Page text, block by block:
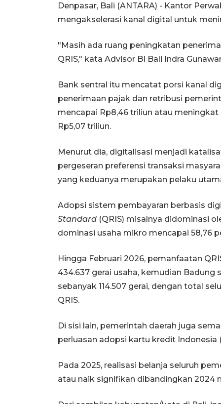
Denpasar, Bali (ANTARA) - Kantor
mengakselerasi kanal digital untuk
"Masih ada ruang peningkatan
QRIS," kata Advisor BI Bali Indra
Bank sentral itu mencatat porsi kanal
penerimaan pajak dan retribusi
mencapai Rp8,46 triliun atau
Rp5,07 triliun.
Menurut dia, digitalisasi menjadi
pergeseran preferensi transaksi
yang keduanya merupakan pelaku
Adopsi sistem pembayaran berbasis
Standard (QRIS) misalnya didominasi
dominasi usaha mikro mencapai 58,76
Hingga Februari 2026, pemanfaatan
434.637 gerai usaha, kemudian Badung
sebanyak 114.507 gerai, dengan total
QRIS.
Di sisi lain, pemerintah daerah juga
perluasan adopsi kartu kredit Indonesia
Pada 2025, realisasi belanja seluruh
atau naik signifikan dibandingkan 2024